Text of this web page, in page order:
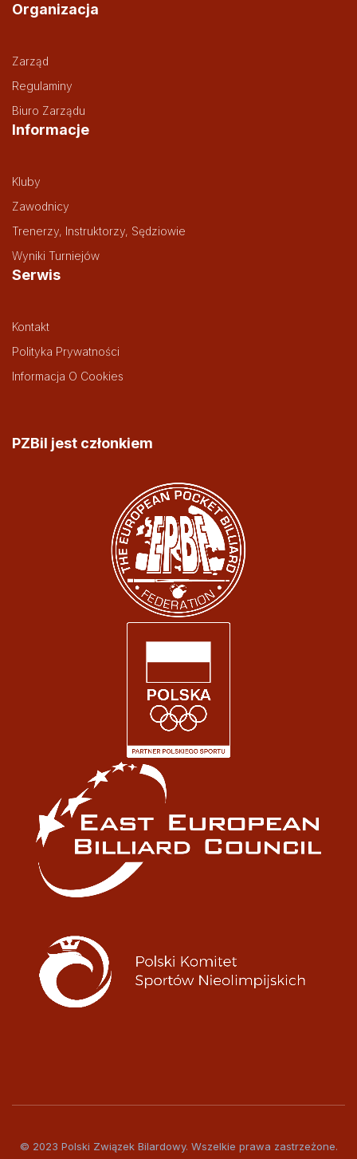
Organizacja
Zarząd
Regulaminy
Biuro Zarządu
Informacje
Kluby
Zawodnicy
Trenerzy, Instruktorzy, Sędziowie
Wyniki Turniejów
Serwis
Kontakt
Polityka Prywatności
Informacja O Cookies
PZBil jest członkiem
© 2023 Polski Związek Bilardowy. Wszelkie prawa zastrzeżone.